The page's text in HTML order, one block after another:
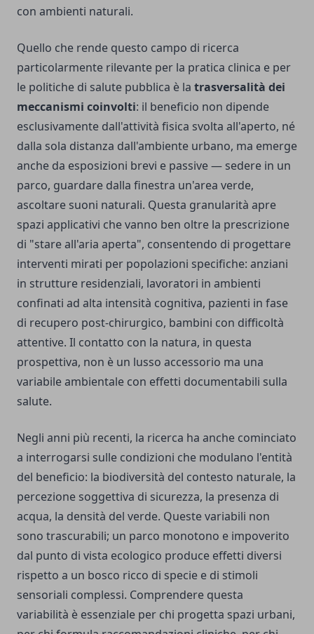
con ambienti naturali.
Quello che rende questo campo di ricerca
particolarmente rilevante per la pratica clinica e per
le politiche di salute pubblica è la trasversalità dei
meccanismi coinvolti: il beneficio non dipende
esclusivamente dall'attività fisica svolta all'aperto, né
dalla sola distanza dall'ambiente urbano, ma emerge
anche da esposizioni brevi e passive — sedere in un
parco, guardare dalla finestra un'area verde,
ascoltare suoni naturali. Questa granularità apre
spazi applicativi che vanno ben oltre la prescrizione
di "stare all'aria aperta", consentendo di progettare
interventi mirati per popolazioni specifiche: anziani
in strutture residenziali, lavoratori in ambienti
confinati ad alta intensità cognitiva, pazienti in fase
di recupero post-chirurgico, bambini con difficoltà
attentive. Il contatto con la natura, in questa
prospettiva, non è un lusso accessorio ma una
variabile ambientale con effetti documentabili sulla
salute.
Negli anni più recenti, la ricerca ha anche cominciato
a interrogarsi sulle condizioni che modulano l'entità
del beneficio: la biodiversità del contesto naturale, la
percezione soggettiva di sicurezza, la presenza di
acqua, la densità del verde. Queste variabili non
sono trascurabili; un parco monotono e impoverito
dal punto di vista ecologico produce effetti diversi
rispetto a un bosco ricco di specie e di stimoli
sensoriali complessi. Comprendere questa
variabilità è essenziale per chi progetta spazi urbani,